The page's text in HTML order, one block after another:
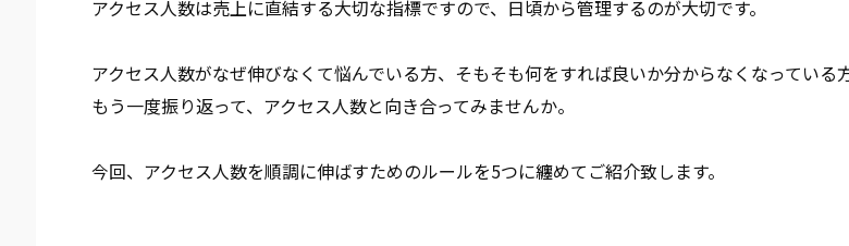
アクセス人数は売上に直結する大切な指標ですので、日頃から管理するのが大切です。
アクセス人数がなぜ伸びなくて悩んでいる方、そもそも何をすれば良いか分からなくなっている
もう一度振り返って、アクセス人数と向き合ってみませんか。
今回、アクセス人数を順調に伸ばすためのルールを5つに纏めてご紹介致します。